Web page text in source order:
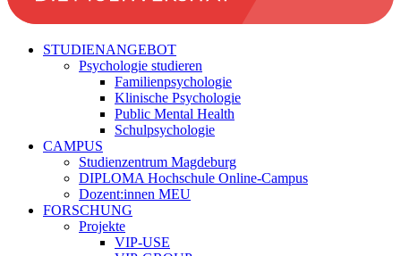
STUDIENANGEBOT
Psychologie studieren
Familienpsychologie
Klinische Psychologie
Public Mental Health
Schulpsychologie
CAMPUS
Studienzentrum Magdeburg
DIPLOMA Hochschule Online-Campus
Dozent:innen MEU
FORSCHUNG
Projekte
VIP-USE